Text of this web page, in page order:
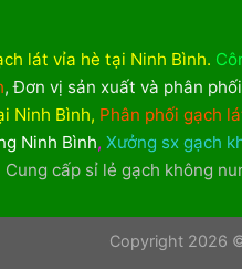
lát vỉa hè tại Ninh Bình.
,Đơn vị sản xuất và phân
Ninh Bình, Phân phối gạch
Ninh Bình, Xưởng sx gạch
Cung cấp sỉ lẻ gạch không
Copyright 2026